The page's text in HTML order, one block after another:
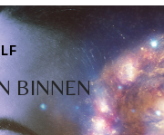
BINNEN